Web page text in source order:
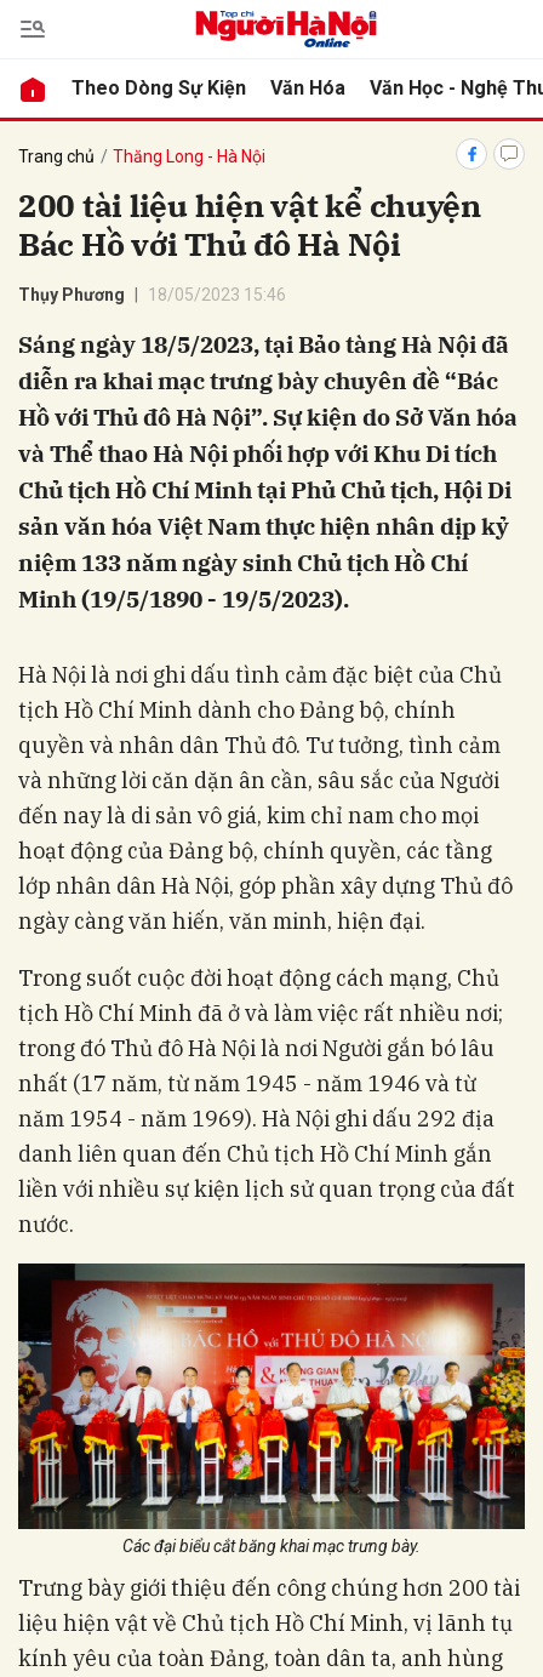
Theo Dòng Sự Kiện Văn Hóa Văn Học - Nghệ
Trang chủ Thăng Long - Hà Nội
200 tài liệu hiện vật kể chuyện
Bác Hồ với Thủ đô Hà Nội
Thụy Phương 18/05/2023 15:46
Sáng ngày 18/5/2023, tại Bảo tàng Hà Nội đã
diễn ra khai mạc trưng bày chuyên đề “Bác
Hồ với Thủ đô Hà Nội”. Sự kiện do Sở Văn hóa
và Thể thao Hà Nội phối hợp với Khu Di tích
Chủ tịch Hồ Chí Minh tại Phủ Chủ tịch, Hội Di
sản văn hóa Việt Nam thực hiện nhân dịp kỷ
niệm 133 năm ngày sinh Chủ tịch Hồ Chí
Minh (19/5/1890 - 19/5/2023).
Hà Nội là nơi ghi dấu tình cảm đặc biệt của Chủ
tịch Hồ Chí Minh dành cho Đảng bộ, chính
quyền và nhân dân Thủ đô. Tư tưởng, tình cảm
và những lời căn dặn ân cần, sâu sắc của Người
đến nay là di sản vô giá, kim chỉ nam cho mọi
hoạt động của Đảng bộ, chính quyền, các tầng
lớp nhân dân Hà Nội, góp phần xây dựng Thủ đô
ngày càng văn hiến, văn minh, hiện đại.
Trong suốt cuộc đời hoạt động cách mạng, Chủ
tịch Hồ Chí Minh đã ở và làm việc rất nhiều nơi;
trong đó Thủ đô Hà Nội là nơi Người gắn bó lâu
nhất (17 năm, từ năm 1945 - năm 1946 và từ
năm 1954 - năm 1969). Hà Nội ghi dấu 292 địa
danh liên quan đến Chủ tịch Hồ Chí Minh gắn
liền với nhiều sự kiện lịch sử quan trọng của đất
nước.
Các đại biểu cắt băng khai mạc trưng bày.
Trưng bày giới thiệu đến công chúng hơn 200 tài
liệu hiện vật về Chủ tịch Hồ Chí Minh, vị lãnh tụ
kính yêu của toàn Đảng, toàn dân ta, anh hùng
luận
Hủy